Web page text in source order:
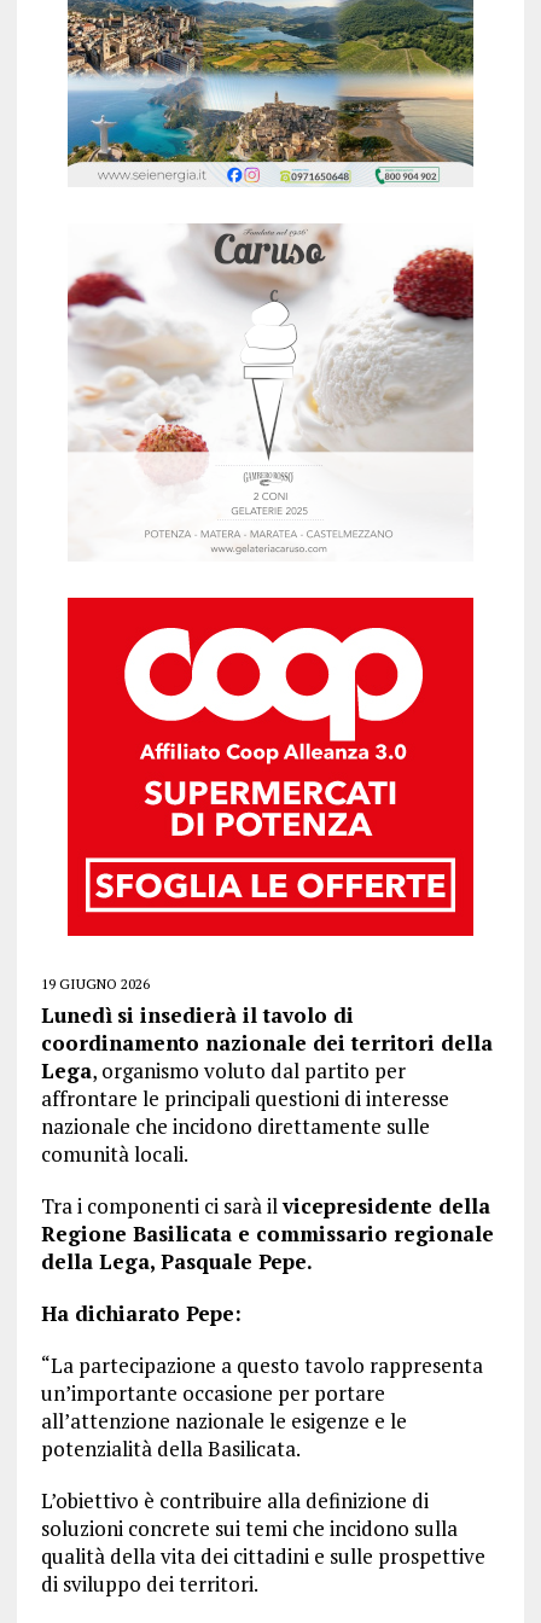
19 GIUGNO 2026
Lunedì si insedierà il tavolo di
coordinamento nazionale dei territori della
Lega, organismo voluto dal partito per
affrontare le principali questioni di interesse
nazionale che incidono direttamente sulle
comunità locali.
Tra i componenti ci sarà ilvicepresidente della
Regione Basilicata e commissario regionale
della Lega, Pasquale Pepe.
Ha dichiarato Pepe:
“La partecipazione a questo tavolo rappresenta
un’importante occasione per portare
all’attenzione nazionale le esigenze e le
potenzialità della Basilicata.
L’obiettivo è contribuire alla definizione di
soluzioni concrete sui temi che incidono sulla
qualità della vita dei cittadini e sulle prospettive
di sviluppo dei territori.